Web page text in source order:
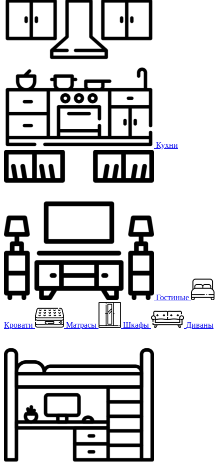
Кухни
Гостиные
Кровати Матрасы Шкафы Диваны